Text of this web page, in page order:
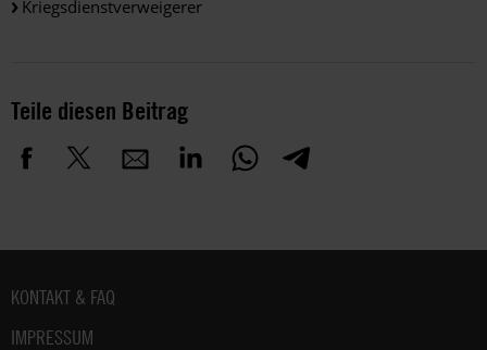
Kriegsdienstverweigerer
Teile diesen Beitrag
Fußbereich
KONTAKT & FAQ
IMPRESSUM